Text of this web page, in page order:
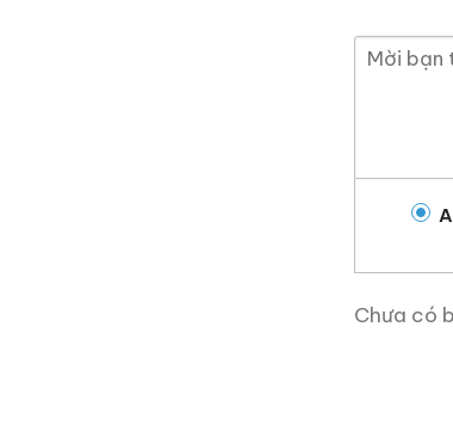
Giới Thiệu
Chưa có